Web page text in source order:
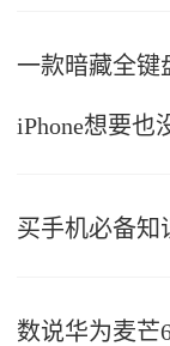
一款暗藏全键
iPhone想要也
买手机必备知
数说华为麦芒